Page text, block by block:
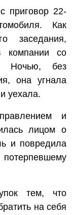
приговор 22-
Как
заседания,
компании со
Ночью, без
она угнала
уехала.
и
лицом о
и повредила
тем, что
на себя